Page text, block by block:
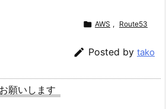
 AWS , Route53
 Posted by tako
願いします